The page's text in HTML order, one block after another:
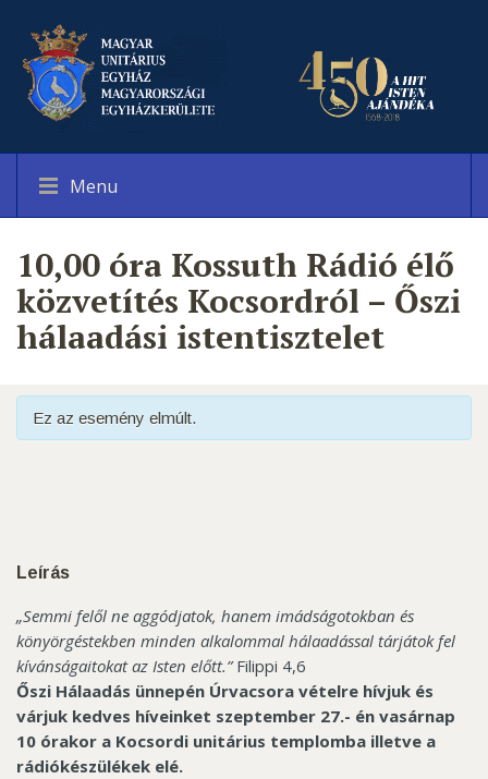
Menu
10,00 óra Kossuth Rádió élő
közvetítés Kocsordról – Őszi
hálaadási istentisztelet
Ez az esemény elmúlt.
Leírás
„Semmi felől ne aggódjatok, hanem imádságotokban és
könyörgéstekben minden alkalommal hálaadással tárjátok fel
kívánságaitokat az Isten előtt.”Filippi 4,6
Őszi Hálaadás ünnepén Úrvacsora vételre hívjuk és
várjuk kedves híveinket szeptember 27.- én vasárnap
10 órakor a Kocsordi unitárius templomba illetve a
rádiókészülékek elé.